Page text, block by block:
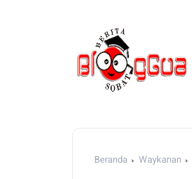
Beranda Waykanan